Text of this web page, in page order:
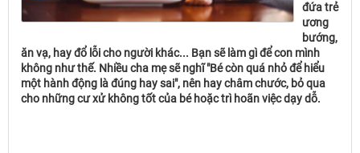
đứa trẻ
ương
bướng,
ăn vạ, hay đổ lỗi cho người khác... Bạn sẽ làm gì để con mình
không như thế. Nhiều cha mẹ sẽ nghĩ "Bé còn quá nhỏ để hiểu
một hành động là đúng hay sai", nên hay châm chước, bỏ qua
cho những cư xử không tốt của bé hoặc trì hoãn việc dạy dỗ.